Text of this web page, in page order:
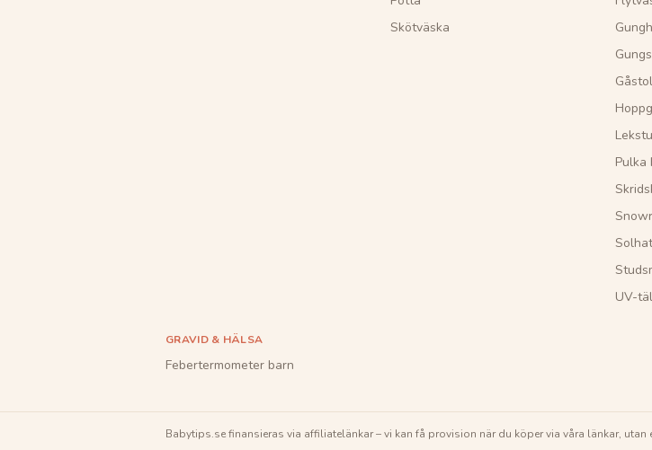
Skötväska
Gåstol
Pulka
UV-
GRAVID & HÄLSA
Febertermometer barn
Babytips.sefinansieras via affiliatelänkar – vi kan få provision när du köper via våra länkar,